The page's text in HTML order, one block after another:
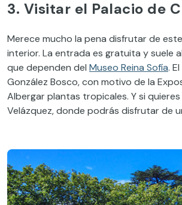
3. Visitar el Palacio de
Merece mucho la pena disfrutar de
interior. La entrada es gratuita y suele
que dependen del Museo Reina Sofía.
González Bosco, con motivo de la
Albergar plantas tropicales. Y si
Velázquez, donde podrás disfrutar de